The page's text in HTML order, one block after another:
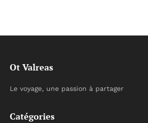
Ot Valreas
Le voyage, une passion à partager
Catégories